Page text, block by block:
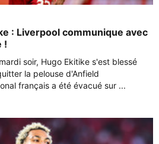
: Liverpool communique avec
!
soir, Hugo Ekitike s'est blessé
la pelouse d'Anfield
français a été évacué sur ...